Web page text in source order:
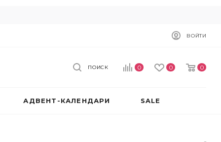
ВОЙТИ
0 0 0
ПОИСК
АДВЕНТ-КАЛЕНДАРИ SALE